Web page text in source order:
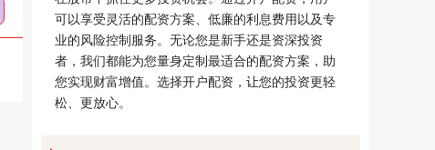
可以享受灵活的配资方案、低廉的利息费用以及专
业的风险控制服务。无论您是新手还是资深投资
者，我们都能为您量身定制最适合的配资方案，助
您实现财富增值。选择开户配资，让您的投资更轻
松、更放心。